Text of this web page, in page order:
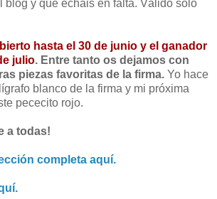
blog y qué echáis en falta. Válido sólo
hasta el 30 de junio y el ganador
julio. Entre tanto os dejamos con
piezas favoritas de la firma. Yo hace
blanco de la firma y mi próxima
pececito rojo.
a todas!
completa aquí.